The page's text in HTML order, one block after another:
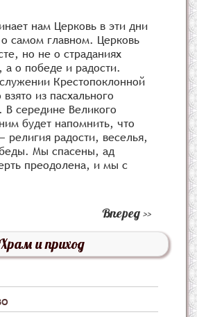
нам Церковь в эти дни
самом главном. Церковь
но не о страданиях
а о победе и радости.
Крестопоклонной
из пасхального
В середине Великого
будет напомнить, что
религия радости, веселья,
Мы спасены, ад
преодолена, и мы с
Вперед
Храм и приход